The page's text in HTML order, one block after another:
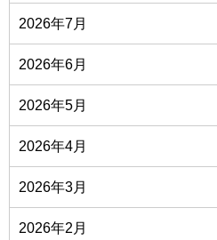
2026年7月
2026年6月
2026年5月
2026年4月
2026年3月
2026年2月